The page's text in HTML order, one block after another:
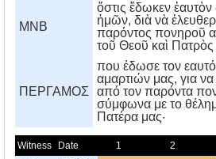
MNB
ὅστις ἔδωκεν ἑαυτὸν
ἡμῶν, διὰ νὰ
παρόντος πονηροῦ
τοῦ Θεοῦ καὶ
ΠΕΡΓΑΜΟΣ
που έδωσε τον εαυτό
αμαρτιών μας, για
από τον παρόντα
σύμφωνα με το
Πατέρα μας·
Witness Date 1 2